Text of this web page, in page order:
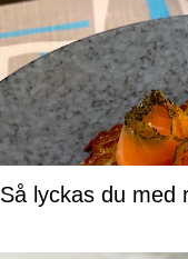
Så lyckas du med